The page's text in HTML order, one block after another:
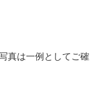
真は一例としてご確